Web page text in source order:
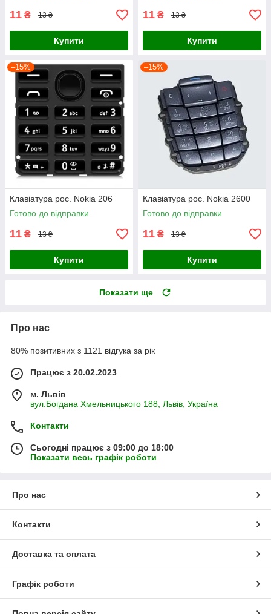
11 ₴ 13 ₴
Купити
11 ₴ 13 ₴
Купити
–15%
Клавіатура рос. Nokia 206
Готово до відправки
11 ₴ 13 ₴
Купити
–15%
Клавіатура рос. Nokia 2600
Готово до відправки
11 ₴ 13 ₴
Купити
Показати ще
Про нас
80% позитивних з 1121 відгука за рік
Працює з 20.02.2023
м. Львів
вул.Богдана Хмельницького 188, Львів, Україна
Контакти
Сьогодні працює з 09:00 до 18:00
Показати весь графік роботи
Про нас
Контакти
Доставка та оплата
Графік роботи